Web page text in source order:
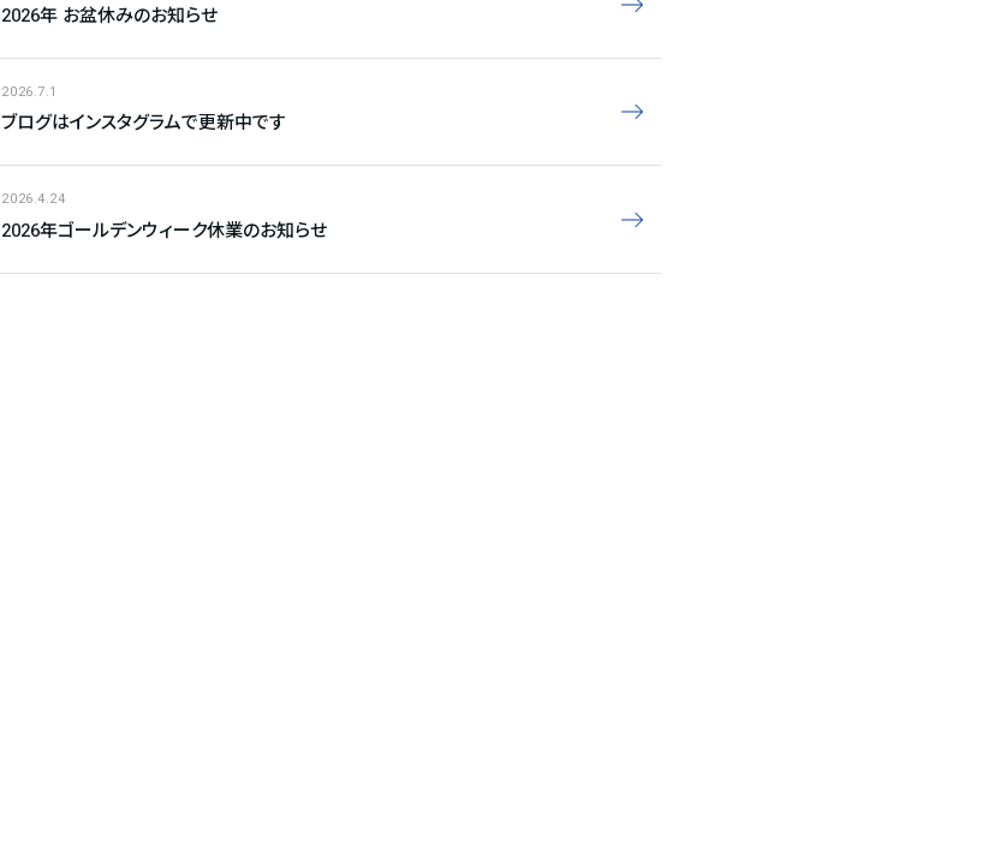
2026年 お盆休みのお知らせ
2026.7.1
ブログはインスタグラムで更新中です
2026.4.24
2026年ゴールデンウィーク休業のお知らせ